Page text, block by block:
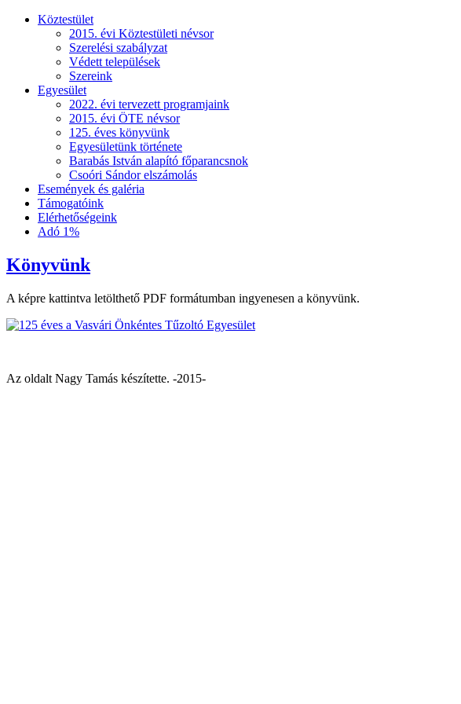
Köztestület
2015. évi Köztestületi névsor
Szerelési szabályzat
Védett települések
Szereink
Egyesület
2022. évi tervezett programjaink
2015. évi ÖTE névsor
125. éves könyvünk
Egyesületünk története
Barabás István alapító főparancsnok
Csoóri Sándor elszámolás
Események és galéria
Támogatóink
Elérhetőségeink
Adó 1%
Könyvünk
A képre kattintva letölthető PDF formátumban ingyenesen a könyvünk.
Az oldalt Nagy Tamás készítette. -2015-